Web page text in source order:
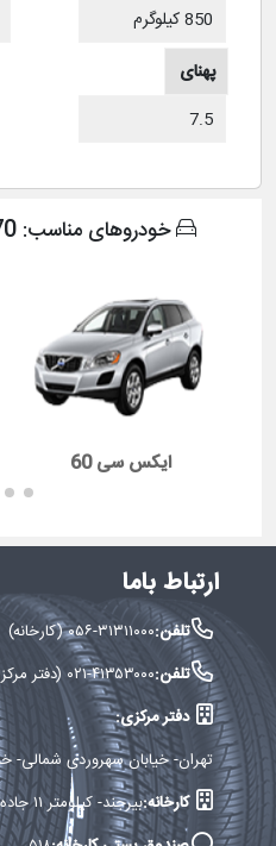
دارد
ثر بار
850 کیلوگرم
پهنای
رینگ
دارد
7.5
خودروهای مناسب:
ایکس سی 60
ارتباط باما
تلفن:۰۵۶-۳۱۳۱۱۰۰۰ (کارخانه)
تلفن:۰۲۱-۴۱۳۵۳۰۰۰ (دفتر مرکزی)
دفتر مرکزی:
تهران- خيابان سهروردی شمالی-
کارخانه:بيرجند- كيلومتر ۱۱ جاده كرمان- كارخانه كويرتاير